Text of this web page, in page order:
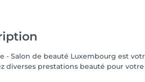
- Salon de beauté Luxembourg est
diverses prestations beauté pour